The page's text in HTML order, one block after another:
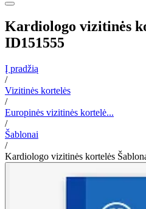
Kardiologo vizitinės
ID151555
Į pradžią
/
Vizitinės kortelės
/
Europinės vizitinės kortelė...
/
Šablonai
/
Kardiologo vizitinės kortelės